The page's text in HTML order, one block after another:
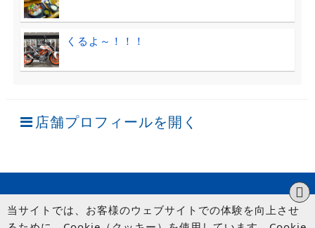
くるよ～！！！
店舗プロフィールを開く
当サイトでは、お客様のウェブサイトでの体験を向上させ